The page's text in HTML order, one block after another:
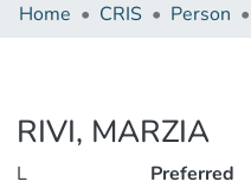
Home CRIS Person
RIVI, MARZIA
L
Preferred